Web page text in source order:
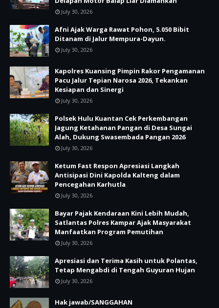
July 30, 2026
Afni Ajak Warga Rawat Pohon, 5.050 Bibit
Ditanam di Jalur Mempura-Dayun.
July 30, 2026
Kapolres Kuansing Pimpin Rakor Pengamanan
Pacu Jalur Tepian Narosa 2026, Tekankan
Kesiapan dan Sinergi
July 30, 2026
Polsek Hulu Kuantan Cek Perkembangan
Jagung Ketahanan Pangan di Desa Sungai
Alah, Dukung Swasembada Pangan 2026
July 30, 2026
Ketum Fast Respon Apresiasi Langkah
Antisipasi Dini Kapolda Kalteng dalam
Pencegahan Karhutla
July 30, 2026
Bayar Pajak Kendaraan Kini Lebih Mudah,
Satlantas Polres Kampar Ajak Masyarakat
Manfaatkan Program Pemutihan
July 30, 2026
Apresiasi dan Terima Kasih untuk Polantas,
Tetap Mengabdi di Tengah Guyuran Hujan
July 30, 2026
Hak jawab/SANGGAHAN